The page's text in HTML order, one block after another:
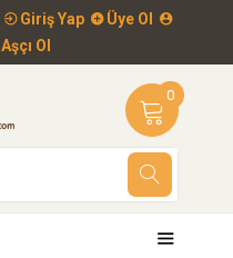
Giriş Yap
Üye Ol
Aşçı Ol
0